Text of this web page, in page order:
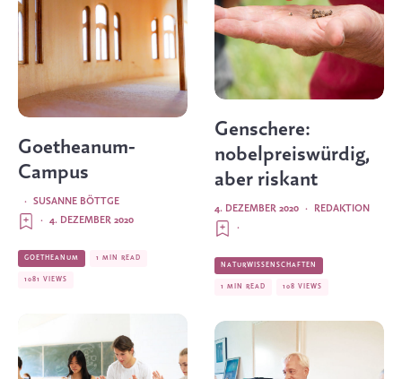
Goetheanum-
Campus
SUSANNE BÖTTGE
·
4. DEZEMBER 2020
·
GOETHEANUM 1 MIN READ
1081 VIEWS
Genschere:
nobelpreiswürdig,
aber riskant
REDAKTION
·
4. DEZEMBER 2020
·
NATURWISSENSCHAFTEN
1 MIN READ 108 VIEWS